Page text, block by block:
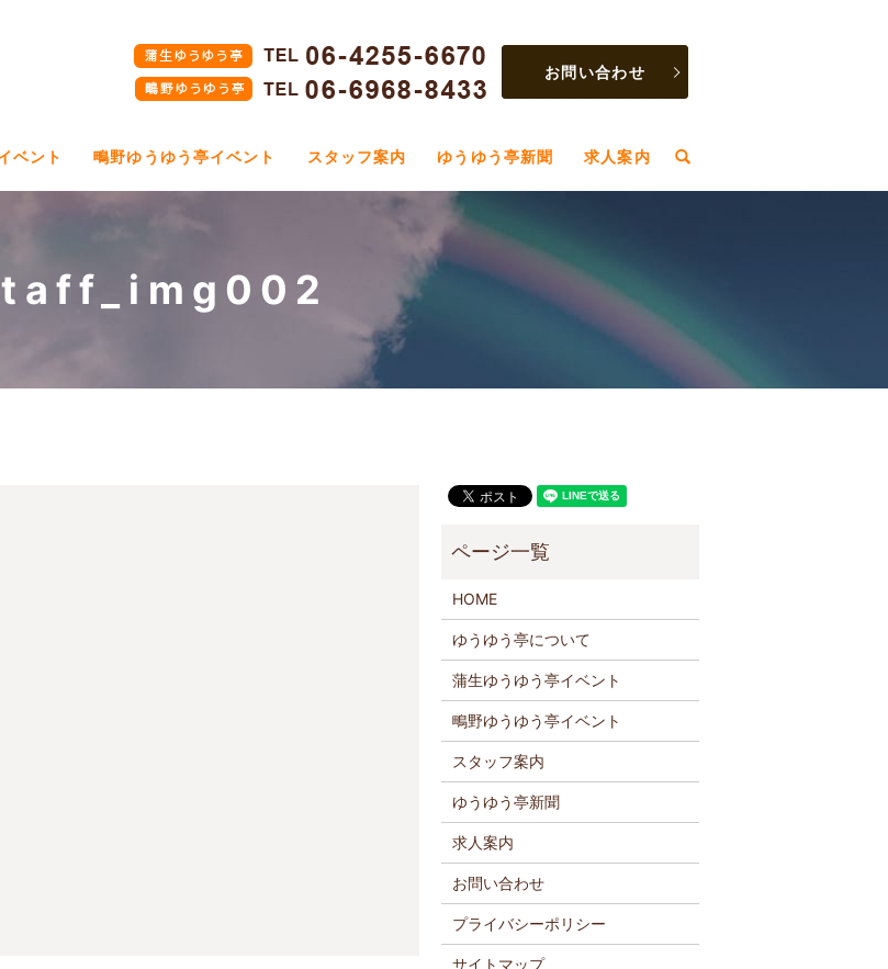
ベント 鴫野ゆうゆう亭イベント スタッフ案内 ゆうゆう亭新聞 求人案内 search
お問い合わせ
HOME
ゆうゆう亭について
蒲生ゆうゆう亭イベント
鴫野ゆうゆう亭イベント
スタッフ案内
ゆうゆう亭新聞
求人案内
お問い合わせ
プライバシーポリシー
サイトマップ